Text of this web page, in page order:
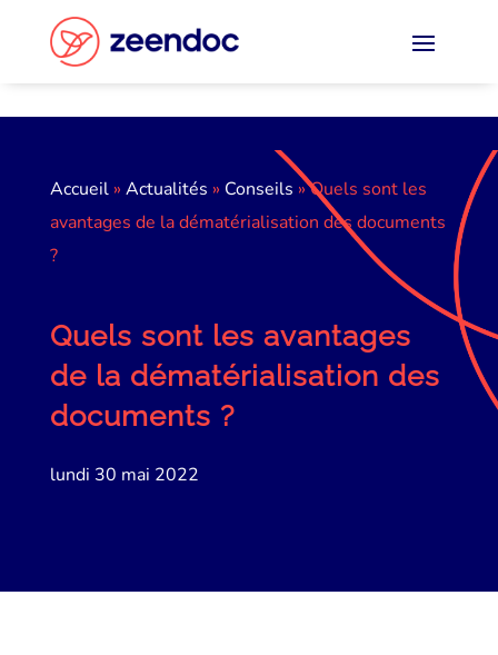
Accueil» Actualités » Conseils »Quels sont les
avantages de la dématérialisation des documents
?
Quels sont les avantages
de la dématérialisation des
documents ?
lundi 30 mai 2022
Panneau de gestion des cookies